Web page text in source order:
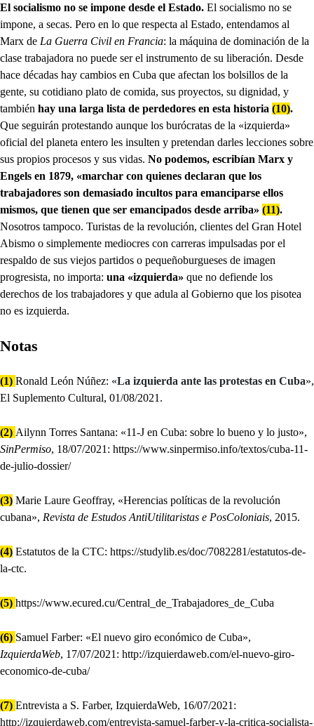
El socialismo no se impone desde el Estado. El socialismo no se
impone, a secas. Pero en lo que respecta al Estado, entendamos al
Marx de La Guerra Civil en Francia: la máquina de dominación de la
clase trabajadora no puede ser el instrumento de su liberación. Desde
hace décadas hay cambios en Cuba que afectan los bolsillos de la
gente, su cotidiano plato de comida, sus proyectos, su dignidad, y
también hay una larga lista de perdedores en esta historia (10).
Que seguirán protestando aunque los burócratas de la «izquierda»
oficial del planeta entero les insulten y pretendan darles lecciones sobre
sus propios procesos y sus vidas. No podemos, escribían Marx y
Engels en 1879, «marchar con quienes declaran que los
trabajadores son demasiado incultos para emanciparse ellos
mismos, que tienen que ser emancipados desde arriba» (11).
Nosotros tampoco. Turistas de la revolución, clientes del Gran Hotel
Abismo o simplemente mediocres con carreras impulsadas por el
respaldo de sus viejos partidos o pequeñoburgueses de imagen
progresista, no importa: una «izquierda» que no defiende los
derechos de los trabajadores y que adula al Gobierno que los pisotea
no es izquierda.
Notas
(1) Ronald León Núñez: «La izquierda ante las protestas en Cuba»,
El Suplemento Cultural, 01/08/2021.
(2) Ailynn Torres Santana: «11-J en Cuba: sobre lo bueno y lo justo»,
SinPermiso, 18/07/2021: https://www.sinpermiso.info/textos/cuba-11-
de-julio-dossier/
(3) Marie Laure Geoffray, «Herencias políticas de la revolución
cubana», Revista de Estudos AntiUtilitaristas e PosColoniais, 2015.
(4) Estatutos de la CTC: https://studylib.es/doc/7082281/estatutos-de-
la-ctc.
(5) https://www.ecured.cu/Central_de_Trabajadores_de_Cuba
(6) Samuel Farber: «El nuevo giro económico de Cuba»,
IzquierdaWeb, 17/07/2021: http://izquierdaweb.com/el-nuevo-giro-
economico-de-cuba/
(7) Entrevista a S. Farber, IzquierdaWeb, 16/07/2021:
http://izquierdaweb.com/entrevista-samuel-farber-y-la-critica-socialista-